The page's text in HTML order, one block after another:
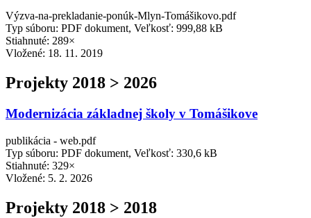
Výzva-na-prekladanie-ponúk-Mlyn-Tomášikovo.pdf
Typ súboru: PDF dokument, Veľkosť: 999,88 kB
Stiahnuté: 289×
Vložené: 18. 11. 2019
Projekty 2018 > 2026
Modernizácia základnej školy v Tomášikove
publikácia - web.pdf
Typ súboru: PDF dokument, Veľkosť: 330,6 kB
Stiahnuté: 329×
Vložené: 5. 2. 2026
Projekty 2018 > 2018